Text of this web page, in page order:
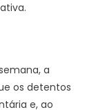
a
os detentos
e, ao